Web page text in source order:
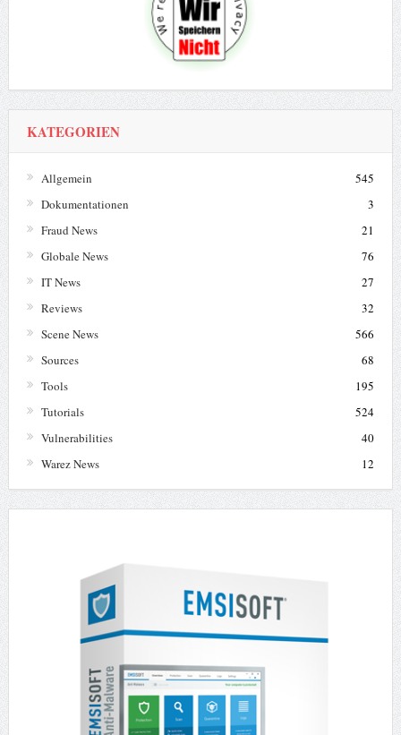
KATEGORIEN
Allgemein
545
Dokumentationen
3
Fraud News
21
Globale News
76
IT News
27
Reviews
32
Scene News
566
Sources
68
Tools
195
Tutorials
524
Vulnerabilities
40
Warez News
12